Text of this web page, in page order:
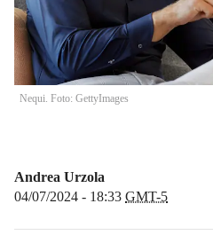
Nequi. Foto: GettyImages
Andrea Urzola
04/07/2024 - 18:33 GMT-5